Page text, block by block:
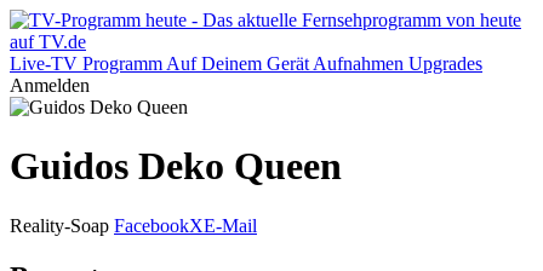
Live-TV Programm Auf Deinem Gerät Aufnahmen Upgrades
Anmelden
Guidos Deko Queen
Reality-Soap FacebookXE-Mail